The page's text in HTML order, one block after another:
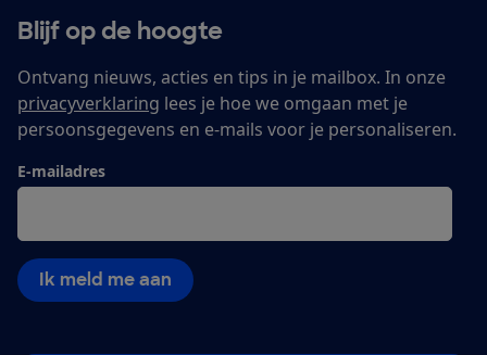
Blijf op de hoogte
Ontvang nieuws, acties en tips in je mailbox. In onze
privacyverklaring lees je hoe we omgaan met je
persoonsgegevens en e-mails voor je personaliseren.
E-mailadres
Ik meld me aan